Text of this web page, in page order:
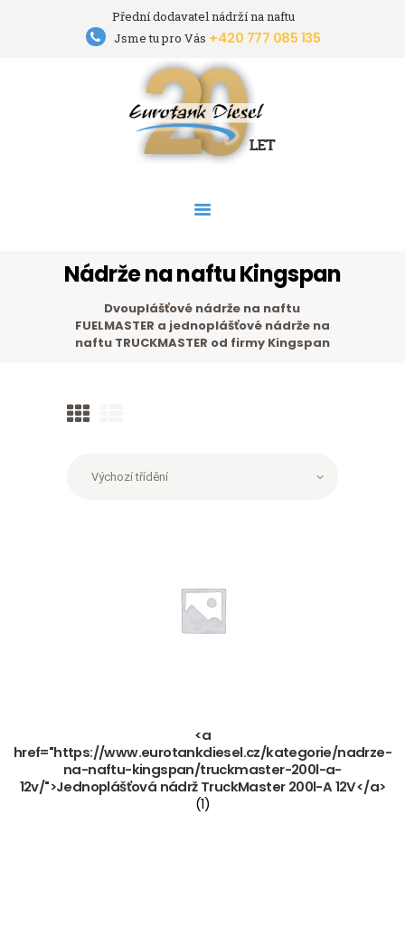
Přední dodavatel nádrží na naftu
Jsme tu pro Vás +420 777 085 135
Nádrže na naftu Kingspan
Dvouplášťové nádrže na naftu
FUELMASTER a jednoplášťové nádrže na
naftu TRUCKMASTER od firmy Kingspan
Eurotank Diesel s.r.o.
Přední dodavatel nádrží na naftu
HOME
NÁDRŽE
PRONÁJEM NÁDRŽÍ
KONTAKT
<a
href="https://www.eurotankdiesel.cz/kategorie/nadrze-
na-naftu-kingspan/truckmaster-200l-a-
12v/">Jednoplášťová nádrž TruckMaster 200l-A 12V</a>
(1)